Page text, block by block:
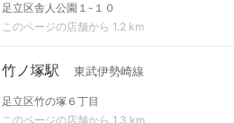
足立区舎人公園１-１０
このページの店舗から 1.2 km
竹ノ塚駅 東武伊勢崎線
足立区竹の塚６丁目
このページの店舗から 1.3 km